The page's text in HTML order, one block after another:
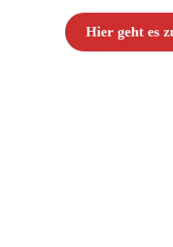
Hier geht es